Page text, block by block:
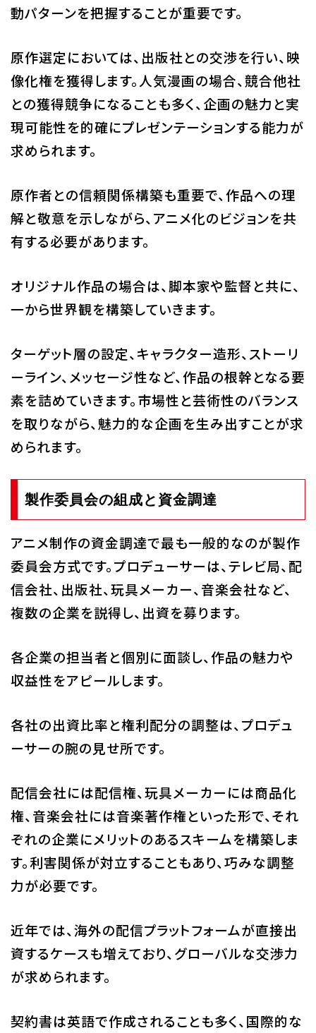
動パターンを把握することが重要です。
原作選定においては、出版社との交渉を行い、映
像化権を獲得します。人気漫画の場合、競合他社
との獲得競争になることも多く、企画の魅力と実
現可能性を的確にプレゼンテーションする能力が
求められます。
原作者との信頼関係構築も重要で、作品への理
解と敬意を示しながら、アニメ化のビジョンを共
有する必要があります。
オリジナル作品の場合は、脚本家や監督と共に、
一から世界観を構築していきます。
ターゲット層の設定、キャラクター造形、ストーリ
ーライン、メッセージ性など、作品の根幹となる要
素を詰めていきます。市場性と芸術性のバランス
を取りながら、魅力的な企画を生み出すことが求
められます。
製作委員会の組成と資金調達
アニメ制作の資金調達で最も一般的なのが製作
委員会方式です。プロデューサーは、テレビ局、配
信会社、出版社、玩具メーカー、音楽会社など、
複数の企業を説得し、出資を募ります。
各企業の担当者と個別に面談し、作品の魅力や
収益性をアピールします。
各社の出資比率と権利配分の調整は、プロデュ
ーサーの腕の見せ所です。
配信会社には配信権、玩具メーカーには商品化
権、音楽会社には音楽著作権といった形で、それ
ぞれの企業にメリットのあるスキームを構築しま
す。利害関係が対立することもあり、巧みな調整
力が必要です。
近年では、海外の配信プラットフォームが直接出
資するケースも増えており、グローバルな交渉力
が求められます。
契約書は英語で作成されることも多く、国際的な